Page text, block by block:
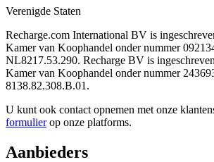
Verenigde Staten
Recharge.com International BV is
Kamer van Koophandel onder nummer
NL8217.53.290. Recharge BV is
Kamer van Koophandel onder nummer
8138.82.308.B.01.
U kunt ook contact opnemen met onze
formulierop onze platforms.
Aanbieders